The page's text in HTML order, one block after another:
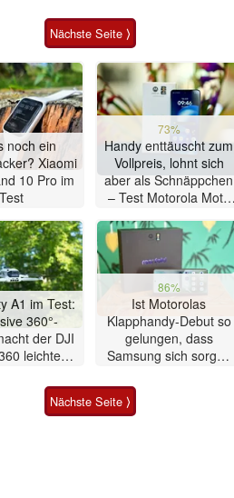
Nächste Seite ⟩
noch ein
Xiaomi
10 Pro im
Test
73%
Handy enttäuscht zum
Vollpreis, lohnt sich
aber als Schnäppchen
– Test Motorola Moto
A1 im Test:
360°-
der DJI
leichte
86%
Ist Motorolas
Klapphandy-Debut so
gelungen, dass
Samsung sich sorgen
Smartphone im Test
Nächste Seite ⟩